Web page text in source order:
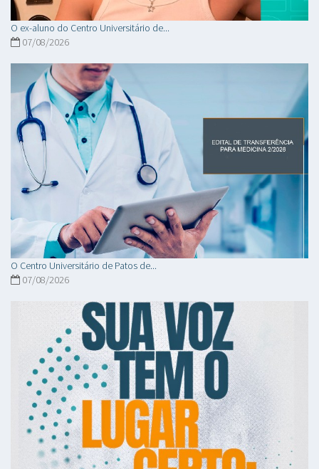
O ex-aluno do Centro Universitário de...
07/08/2026
O Centro Universitário de Patos de...
07/08/2026